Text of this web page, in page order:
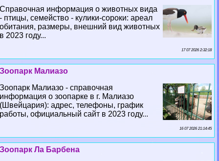
Справочная информация о животных вида
- птицы, семейство - кулики-сороки: ареал
обитания, размеры, внешний вид животных
в 2023 году...
17 07 2026 2:32:18
Зоопарк Малиазо
Зоопарк Малиазо - справочная
информация о зоопарке в г. Малиазо
(Швейцария): адрес, телефоны, график
работы, официальный сайт в 2023 году...
16 07 2026 21:14:45
Зоопарк Ла Барбена